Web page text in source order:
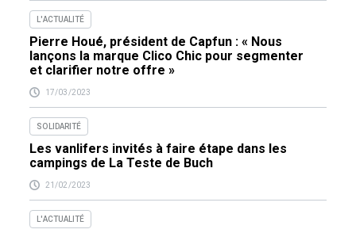
L'ACTUALITÉ
Pierre Houé, président de Capfun : « Nous
lançons la marque Clico Chic pour segmenter
et clarifier notre offre »
17/03/2023
SOLIDARITÉ
Les vanlifers invités à faire étape dans les
campings de La Teste de Buch
21/02/2023
L'ACTUALITÉ